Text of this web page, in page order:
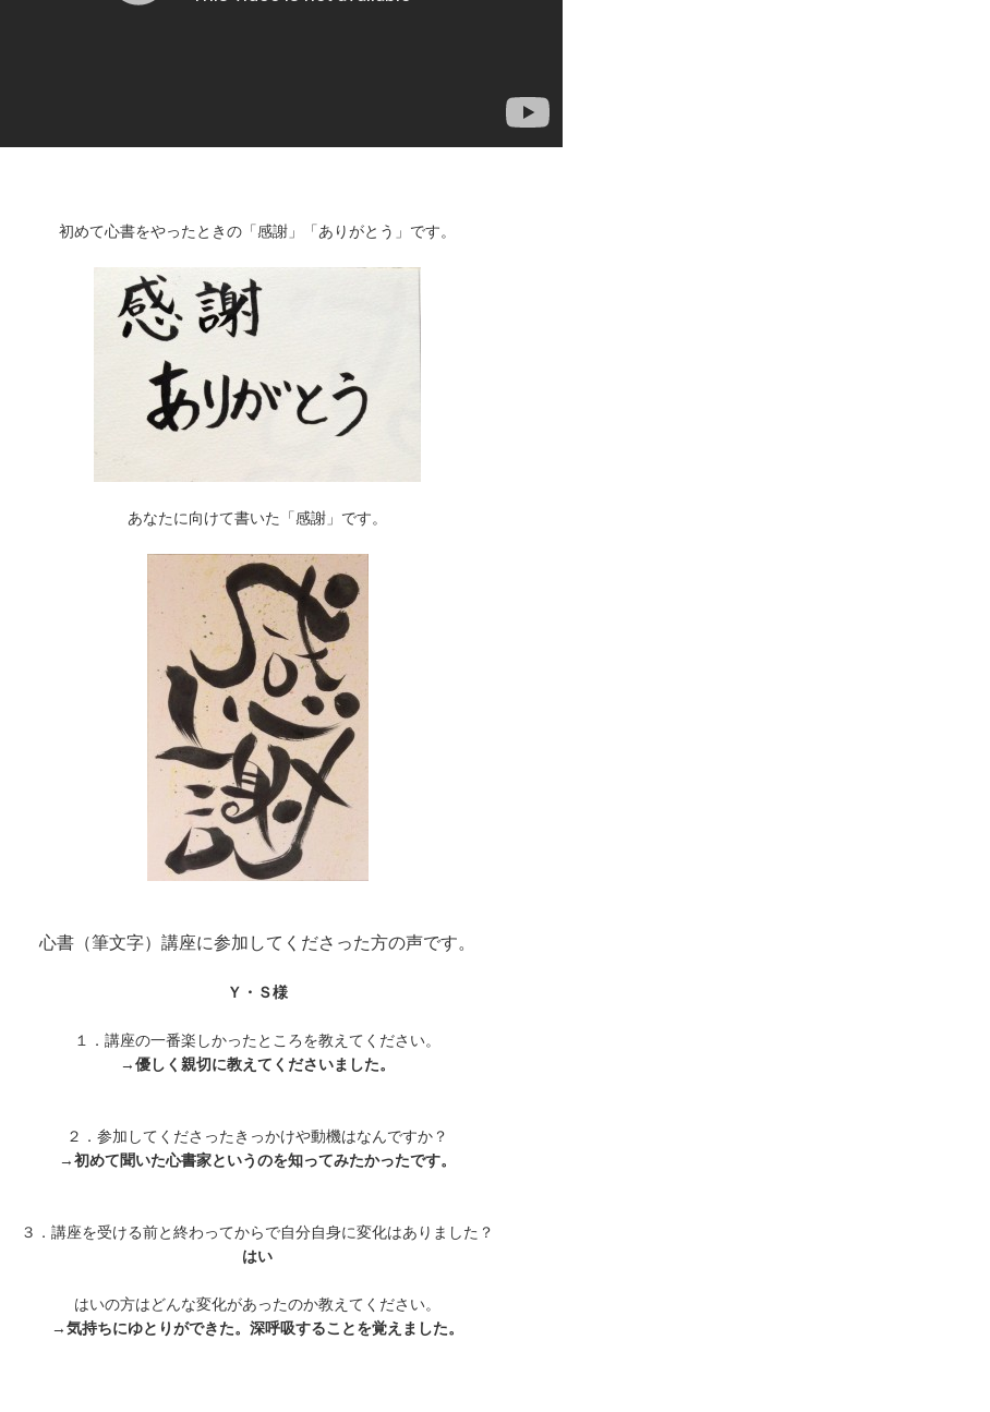
初めて心書をやったときの「感謝」「ありがとう」です。
あなたに向けて書いた「感謝」です。
心書（筆文字）講座に参加してくださった方の声です。
Ｙ・Ｓ様
１．講座の一番楽しかったところを教えてください。
→優しく親切に教えてくださいました。
２．参加してくださったきっかけや動機はなんですか？
→初めて聞いた心書家というのを知ってみたかったです。
３．講座を受ける前と終わってからで自分自身に変化はありました？
はい
はいの方はどんな変化があったのか教えてください。
→気持ちにゆとりができた。深呼吸することを覚えました。